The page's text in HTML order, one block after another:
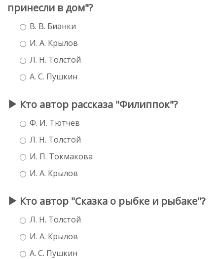
принесли в дом"?
В. В. Бианки
И. А. Крылов
Л. Н. Толстой
А. С. Пушкин
Кто автор рассказа "Филиппок"?
Ф. И. Тютчев
Л. Н. Толстой
И. П. Токмакова
И. А. Крылов
Кто автор "Сказка о рыбке и рыбаке"?
Л. Н. Толстой
И. А. Крылов
А. С. Пушкин